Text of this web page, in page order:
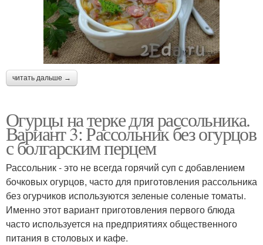
читать дальше →
Огурцы на терке для рассольника.
Вариант 3: Рассольник без огурцов
с болгарским перцем
Рассольник - это не всегда горячий суп с добавлением
бочковых огурцов, часто для приготовления рассольника
без огурчиков используются зеленые соленые томаты.
Именно этот вариант приготовления первого блюда
часто используется на предприятиях общественного
питания в столовых и кафе.